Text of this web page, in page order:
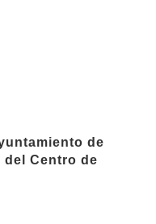
de
Centro de